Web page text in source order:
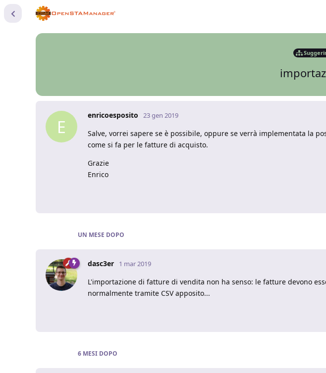
E
enricoesposito 23 gen 2019
Salve, vorrei sapere se è possibile, oppure se verrà implementata la
come si fa per le fatture di acquisto.
Grazie
Enrico
UN MESE DOPO
dasc3er 1 mar 2019
L'importazione di fatture di vendita non ha senso: le fatture devono
normalmente tramite CSV apposito...
6 MESI DOPO